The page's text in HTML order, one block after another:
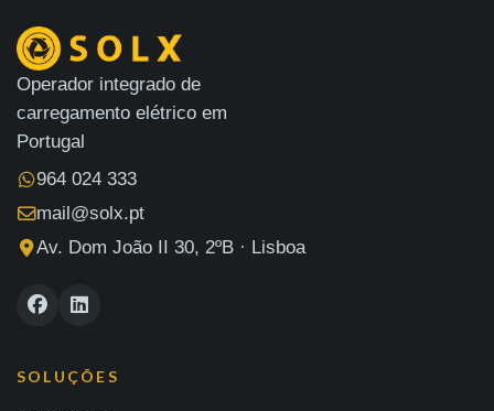
Operador integrado de
carregamento elétrico em
Portugal
964 024 333
mail@solx.pt
Av. Dom João II 30, 2ºB · Lisboa
SOLUÇÕES